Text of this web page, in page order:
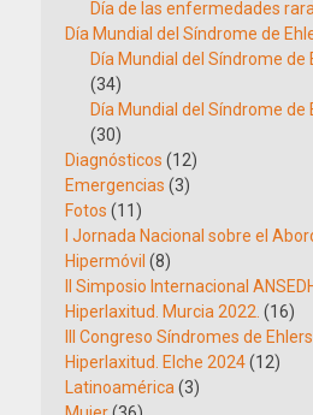
Día de las enfermedades
Día Mundial del Síndrome de
Día Mundial del Síndrome de
(34)
Día Mundial del Síndrome de
(30)
Diagnósticos (12)
Emergencias (3)
Fotos (11)
I Jornada Nacional sobre el
Hipermóvil (8)
II Simposio Internacional
Hiperlaxitud. Murcia 2022. (16)
III Congreso Síndromes de
Hiperlaxitud. Elche 2024(12)
Latinoamérica (3)